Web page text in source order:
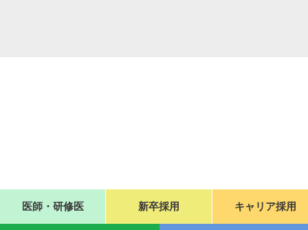
医師・研修医 新卒採用 キャリア採用